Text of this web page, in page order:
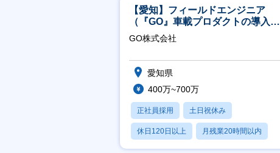
【愛知】フィールドエンジニア
（『GO』車載プロダクトの導入サ
ポート／年休120日／土日祝休／直
行直帰
GO株式会社
愛知県
400万~700万
正社員採用 土日祝休み
休日120日以上 月残業20時間以内